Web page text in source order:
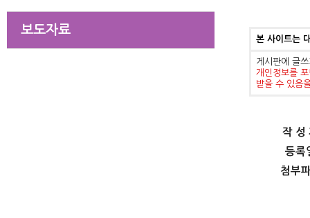
보도자료
본 사이트는
게시판에 글
개인정보를
받을 수 있음
작 성
등록
첨부